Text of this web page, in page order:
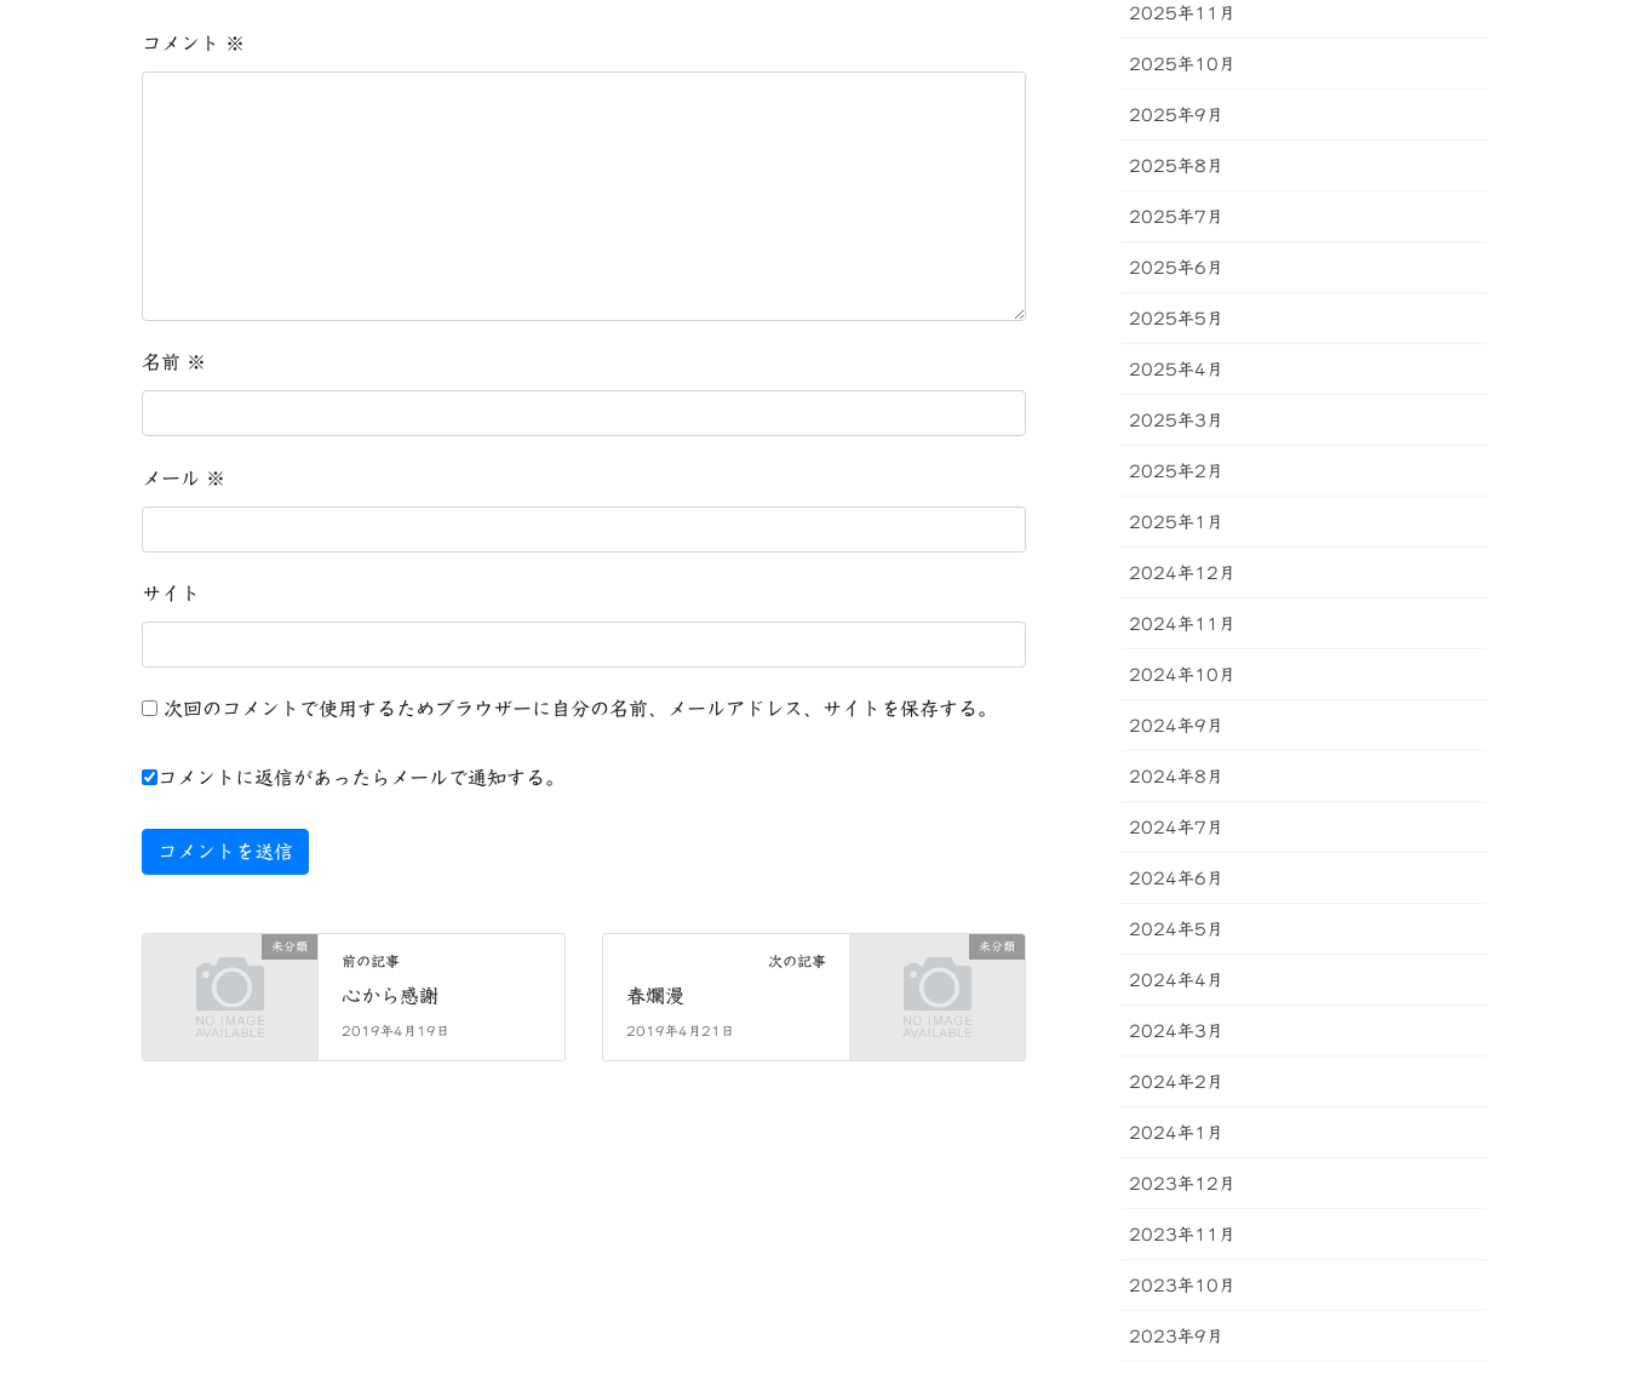
コメント ※
名前 ※
メール ※
サイト
次回のコメントで使用するためブラウザーに自分の名前、メールアドレス、サイトを保存する。
コメントに返信があったらメールで通知する。
未分類
前の記事
心から感謝
2019年4月19日
未分類
次の記事
春爛漫
2019年4月21日
2025年11月
2025年10月
2025年9月
2025年8月
2025年7月
2025年6月
2025年5月
2025年4月
2025年3月
2025年2月
2025年1月
2024年12月
2024年11月
2024年10月
2024年9月
2024年8月
2024年7月
2024年6月
2024年5月
2024年4月
2024年3月
2024年2月
2024年1月
2023年12月
2023年11月
2023年10月
2023年9月